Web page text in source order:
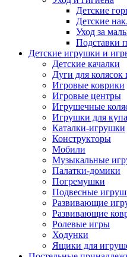
Детские
Детские
Уход за
Подставки
Детские игрушки и
Детские качалки
Дуги для колясок
Игровые коврики
Игровые центры
Игрушечные
Игрушки для
Каталки-игрушки
Конструкторы
Мобили
Музыкальные
Палатки-домики
Погремушки
Подвесные
Развивающие
Развивающие
Ролевые игры
Ходунки
Ящики для